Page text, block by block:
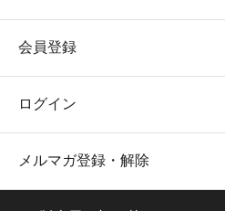
会員登録
ログイン
メルマガ登録・解除